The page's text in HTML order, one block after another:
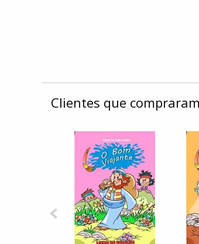
Clientes que